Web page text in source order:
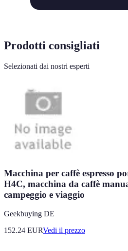
Prodotti consigliati
Selezionati dai nostri esperti
Macchina per caffè espresso
H4C, macchina da caffè
campeggio e viaggio
Geekbuying DE
152.24 EURVedi il prezzo